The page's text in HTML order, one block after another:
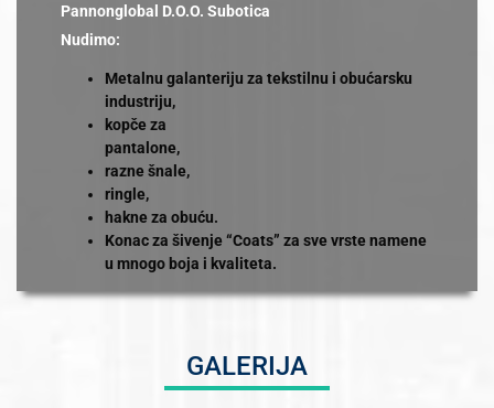
Pannonglobal D.O.O. Subotica
Nudimo:
Metalnu galanteriju za tekstilnu i obućarsku
industriju,
kopče za
pantalone,
razne šnale,
ringle,
hakne za obuću.
Konac za šivenje “Coats” za sve vrste namene
u mnogo boja i kvaliteta.
GALERIJA